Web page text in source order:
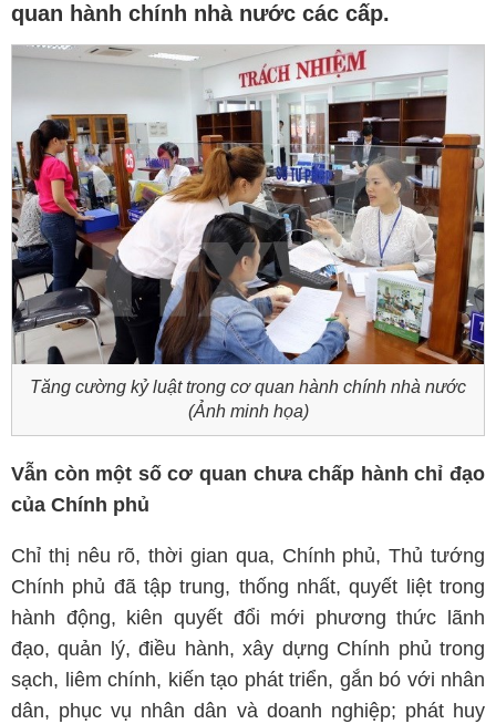
quan hành chính nhà nước các cấp.
Tăng cường kỷ luật trong cơ quan hành chính nhà nước
(Ảnh minh họa)
Vẫn còn một số cơ quan chưa chấp hành chỉ đạo
của Chính phủ
Chỉ thị nêu rõ, thời gian qua, Chính phủ, Thủ tướng
Chính phủ đã tập trung, thống nhất, quyết liệt trong
hành động, kiên quyết đổi mới phương thức lãnh
đạo, quản lý, điều hành, xây dựng Chính phủ trong
sạch, liêm chính, kiến tạo phát triển, gắn bó với nhân
dân, phục vụ nhân dân và doanh nghiệp; phát huy